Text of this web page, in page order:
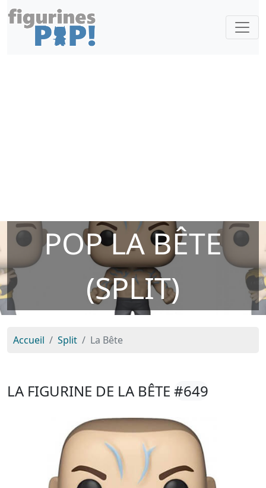
POP LA BÊTE
(SPLIT)
Accueil Split La Bête
LA FIGURINE DE LA BÊTE #649